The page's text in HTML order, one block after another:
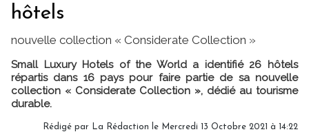
hôtels
nouvelle collection « Considerate Collection »
Small Luxury Hotels of the World a identifié 26 hôtels
répartis dans 16 pays pour faire partie de sa nouvelle
collection « Considerate Collection », dédié au tourisme
durable.
Rédigé par La Rédaction le Mercredi 13 Octobre 2021 à 14:22